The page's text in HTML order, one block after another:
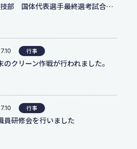
ース
ス
ース
ース
う
情報
ま
陸上競技部 国体代表選手最終選考試合にて優勝!
行事
のクリーン作戦が行われました。
行事
員研修会を行いました